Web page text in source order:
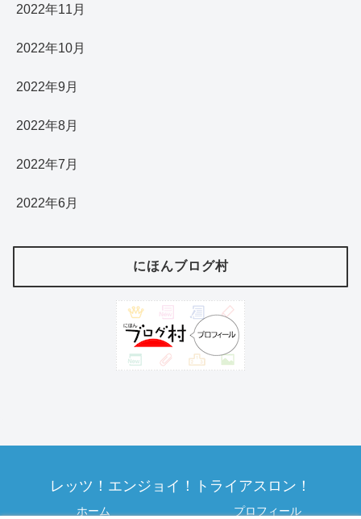
2022年11月
2022年10月
2022年9月
2022年8月
2022年7月
2022年6月
にほんブログ村
レッツ！エンジョイ！トライアスロン！
ホーム プロフィール